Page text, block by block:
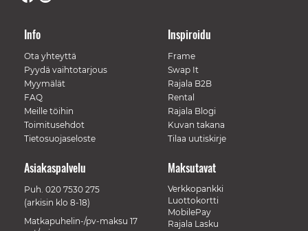
Info
Ota yhteyttä
Pyydä vaihtotarjous
Myymälät
FAQ
Meille töihin
Toimitusehdot
Tietosuojaseloste
Inspiroidu
Frame
Swap It
Rajala B2B
Rental
Rajala Blogi
Kuvan takana
Tilaa uutiskirje
Maksutavat
Verkkopankki
Luottokortti
MobilePay
Rajala Lasku
Asiakaspalvelu
Puh. 020 7530 275
(arkisin klo 8-18)
Matkapuhelin-/pv-maksu 17